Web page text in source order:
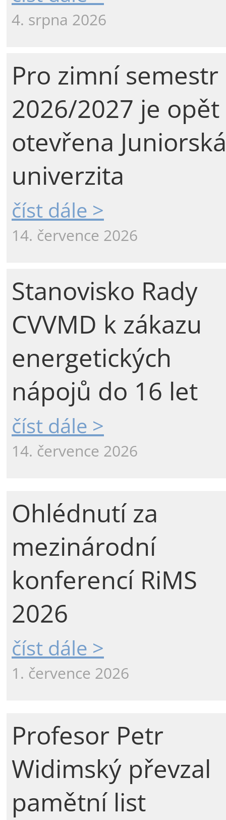
4. srpna 2026
Pro zimní semestr
2026/2027 je opět
otevřena Juniorská
univerzita
číst dále >
14. července 2026
Stanovisko Rady
CVVMD k zákazu
energetických
nápojů do 16 let
číst dále >
14. července 2026
Ohlédnutí za
mezinárodní
konferencí RiMS
2026
číst dále >
1. července 2026
Profesor Petr
Widimský převzal
pamětní list